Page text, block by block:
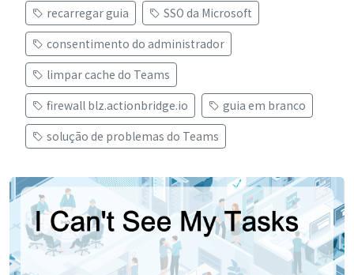
recarregar guia
SSO da Microsoft
consentimento do administrador
limpar cache do Teams
firewall blz.actionbridge.io
guia em branco
solução de problemas do Teams